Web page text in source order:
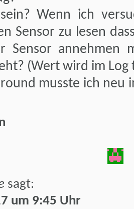
Wenn ich
Sensor zu lesen
Sensor annehmen
(Wert wird im
musste ich neu
sagt:
um 9:45 Uhr